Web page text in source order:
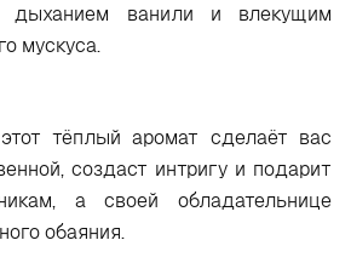
дыханием ванили и влекущим
мускуса.
тёплый аромат сделаёт вас
создаст интригу и подарит
а своей обладательнице
обаяния.